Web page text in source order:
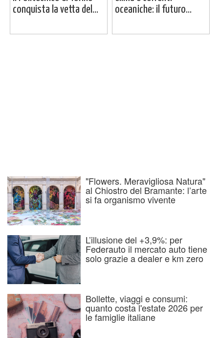
conquista la vetta del...
oceaniche: il futuro...
"Flowers. Meravigliosa Natura"
al Chiostro del Bramante: l’arte
si fa organismo vivente
L’illusione del +3,9%: per
Federauto il mercato auto tiene
solo grazie a dealer e km zero
Bollette, viaggi e consumi:
quanto costa l'estate 2026 per
le famiglie italiane